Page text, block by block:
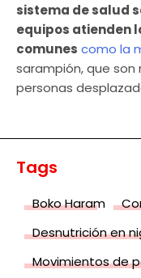
sistema de salud
equipos atienden
comunes como la
sarampión, que
personas
Tags
Boko Haram
Desnutrición en
Movimientos de